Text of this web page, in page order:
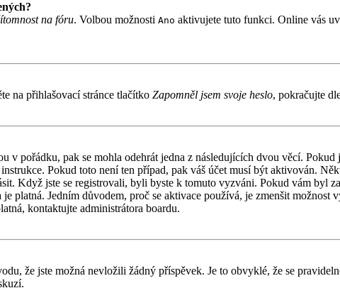
na fóru. Volbou možnosti Ano aktivujete tuto funkci. Online vás
na přihlašovací stránce tlačítko Zapomněl jsem svoje heslo, pokračujte
v pořádku, pak se mohla odehrát jedna z následujících dvou věcí.
instrukce. Pokud toto není ten případ, pak váš účet musí být aktivován.
Když jste se registrovali, byli byste k tomuto vyzváni. Pokud vám byl
platná. Jedním důvodem, proč se aktivace používá, je zmenšit možnost
kontaktujte administrátora boardu.
že jste možná nevložili žádný příspěvek. Je to obvyklé, že se